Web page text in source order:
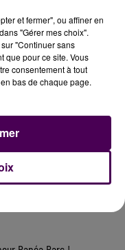
The Voice & The Voice
et fermer", ou affiner en
"Gérer mes choix".
"Continuer sans
que pour ce site. Vous
consentement à tout
bas de chaque page.